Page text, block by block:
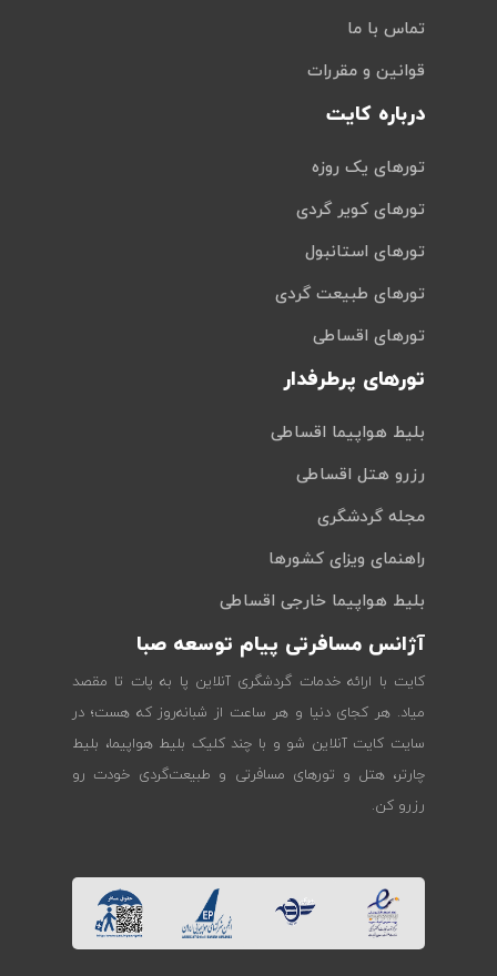
تماس با ما
قوانین و مقررات
درباره کایت
تورهای یک روزه
تورهای کویر گردی
تورهای استانبول
تورهای طبیعت گردی
تورهای اقساطی
تورهای پرطرفدار
بلیط هواپیما اقساطی
رزرو هتل اقساطی
مجله گردشگری
راهنمای ویزای کشورها
بلیط هواپیما خارجی اقساطی
آژانس مسافرتی پیام توسعه صبا
کایت با ارائه خدمات گردشگری آنلاین پا به پات تا مقصد
میاد. هر کجای دنیا و هر ساعت از شبانه‌روز که هست؛ در
سایت کایت آنلاین شو و با چند کلیک بلیط هواپیما، بلیط
چارتر، هتل و تورهای مسافرتی و طبیعت‌گردی خودت رو
رزرو کن.